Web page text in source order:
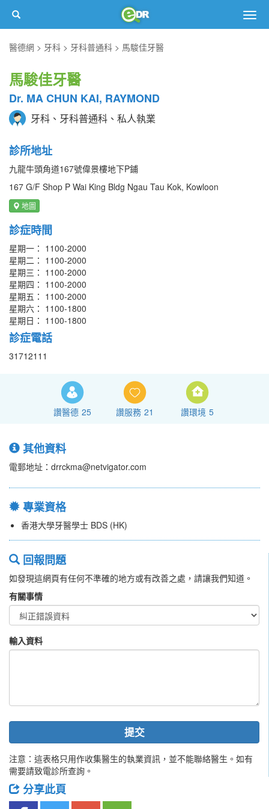
醫德網
牙科 牙科普通科 馬駿佳牙醫
馬駿佳牙醫
Dr. MA CHUN KAI, RAYMOND
牙科、牙科普通科、私人執業
診所地址
九龍牛頭角道167號偉景樓地下P鋪
167 G/F Shop P Wai King Bldg Ngau Tau Kok, Kowloon
地圖
診症時間
星期一： 1100-2000
星期二： 1100-2000
星期三： 1100-2000
星期四： 1100-2000
星期五： 1100-2000
星期六： 1100-1800
星期日： 1100-1800
診症電話
31712111
讚醫德 25 讚服務 21 讚環境 5
其他資料
電郵地址：drrckma@netvigator.com
專業資格
香港大學牙醫學士 BDS (HK)
回報問題
如發現這網頁有任何不準確的地方或有改善之處，請讓我們知道。
有關事情
輸入資料
提交
注意：這表格只用作收集醫生的執業資訊，並不能聯絡醫生。如有
需要請致電診所查詢。
分享此頁